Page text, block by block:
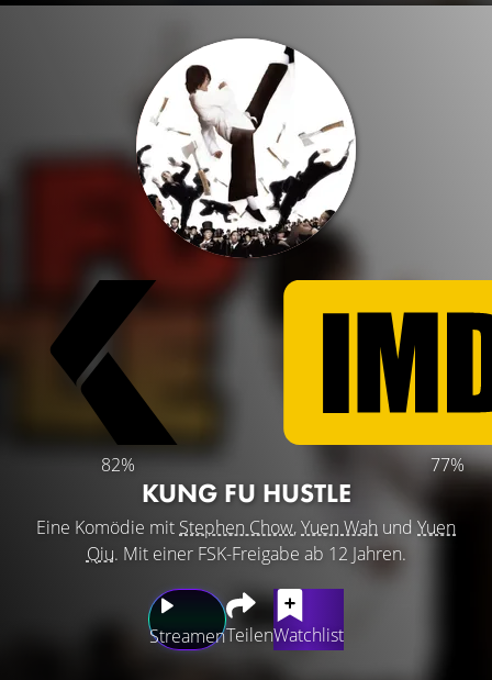
82% 77%
KUNG FU HUSTLE
Eine Komödie mit Stephen Chow,Yuen Wah und Yuen
Qiu. Mit einer FSK-Freigabe ab 12 Jahren.
StreamenTeilenWatchlist